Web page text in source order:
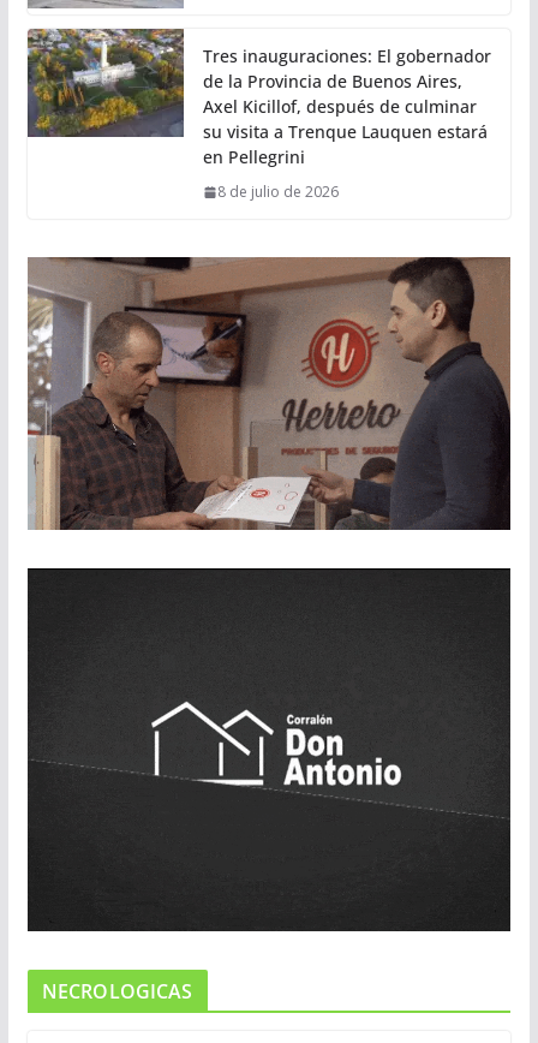
Tres inauguraciones: El gobernador
de la Provincia de Buenos Aires,
Axel Kicillof, después de culminar
su visita a Trenque Lauquen estará
en Pellegrini
8 de julio de 2026
NECROLOGICAS